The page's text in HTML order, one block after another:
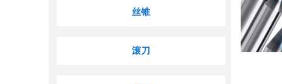
丝锥
滚刀